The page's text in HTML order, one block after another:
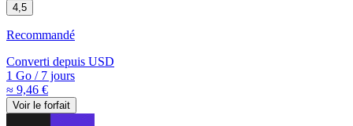
4,5
Recommandé
Converti depuis USD
1 Go /7 jours
≈ 9,46 €
Voir le forfait